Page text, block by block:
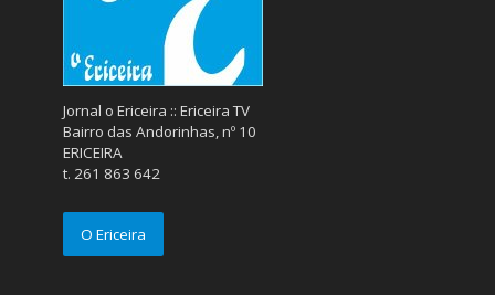
Jornal o Ericeira :: Ericeira TV
Bairro das Andorinhas, nº 10
ERICEIRA
t. 261 863 642
O Ericeira